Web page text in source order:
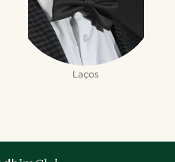
Laços